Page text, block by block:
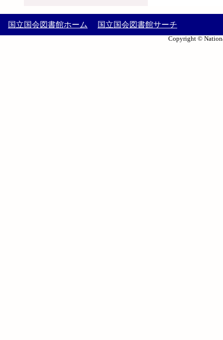
国立国会図書館ホーム 国立国会図書館サーチ
Copyright ©